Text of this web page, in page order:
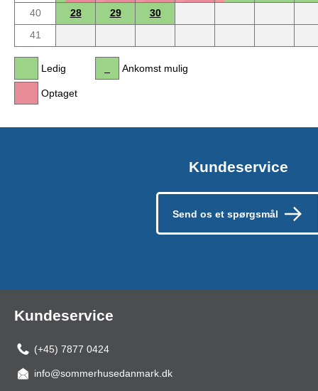
40
28 29
30
41
Ledig
Optaget
Ankomst mulig
Kundeservice
Send os et spørgsmål
Kundeservice
(+45) 7877 0424
info@sommerhusedanmark.dk